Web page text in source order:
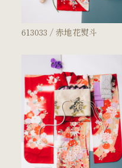
613033 / 赤地花熨斗